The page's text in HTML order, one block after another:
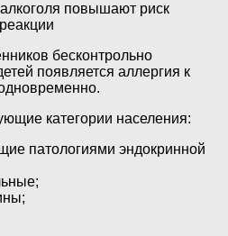
повышают риск
бесконтрольно
появляется аллергия к
категории населения:
патологиями эндокринной